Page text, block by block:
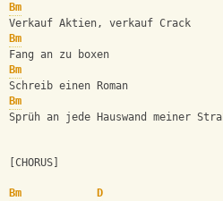
Bm
Verkauf Aktien, verkauf Crack
Bm
Fang an zu boxen
Bm
Schreib einen Roman
Bm
Sprüh an jede Hauswand meiner
[CHORUS]
Bm
D